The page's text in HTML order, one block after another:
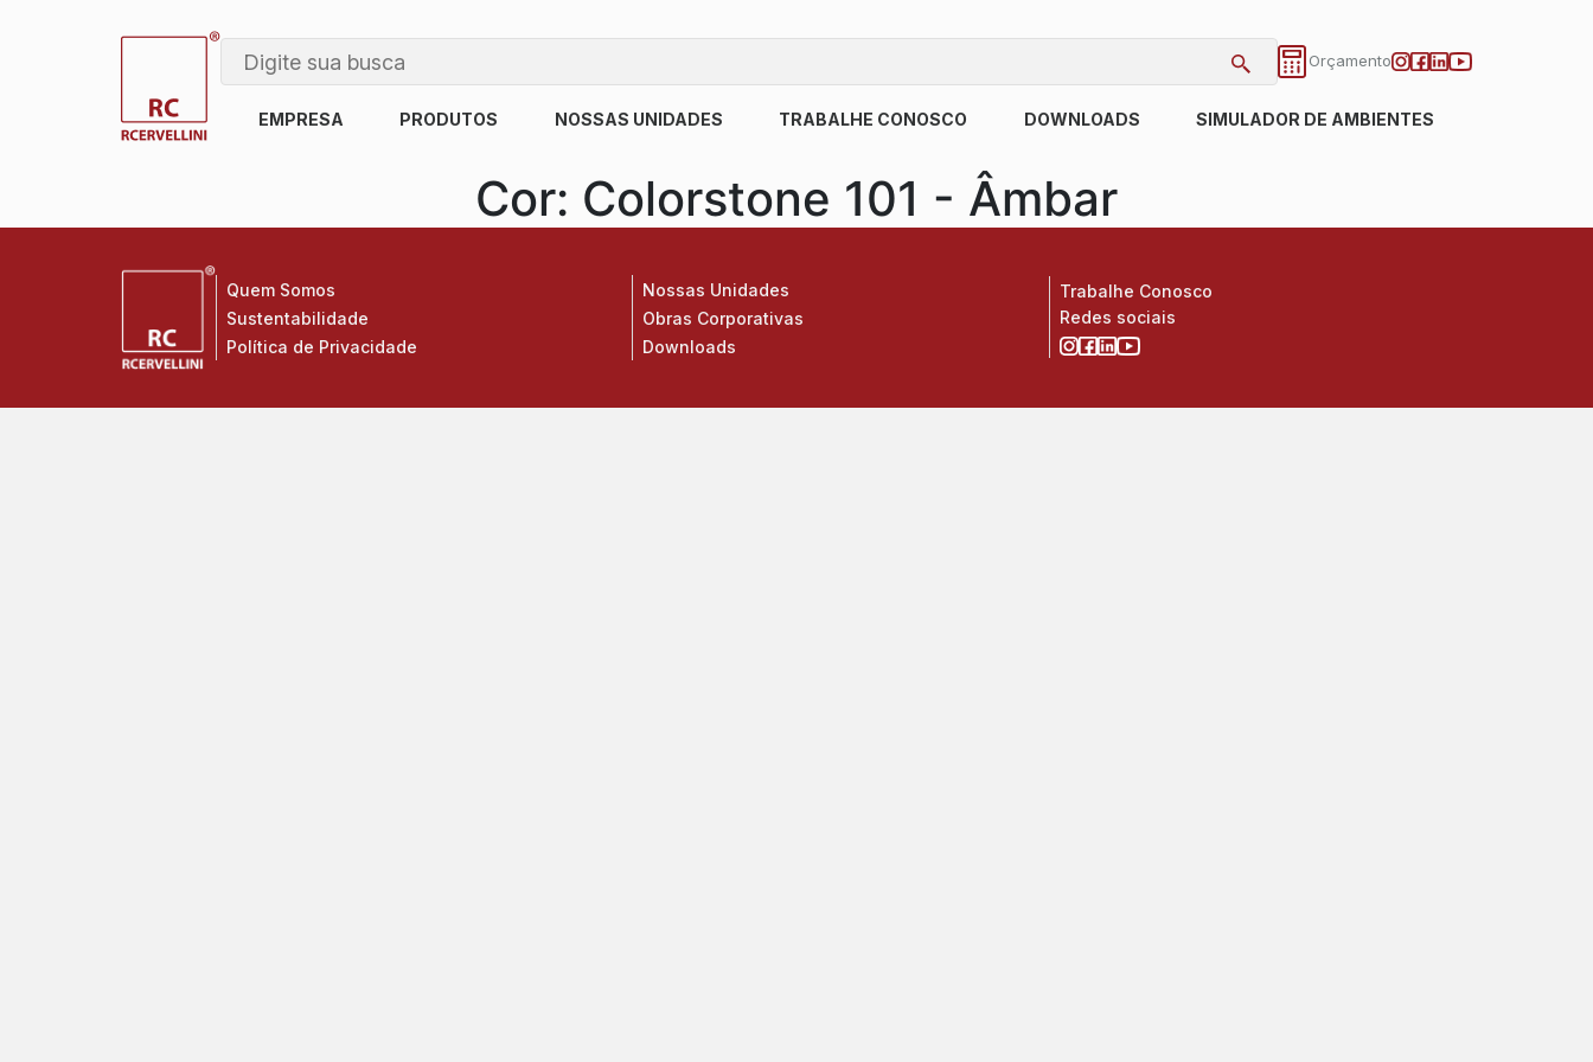
Orçamento
EMPRESA PRODUTOS NOSSAS UNIDADES TRABALHE CONOSCO DOWNLOADS SIMULADOR DE AMBIENTES
Cor: Colorstone 101 - Âmbar
Quem Somos
Sustentabilidade
Política de Privacidade
Nossas Unidades
Obras Corporativas
Downloads
Trabalhe Conosco
Redes sociais